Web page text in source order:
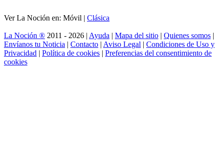
Ver La Noción en: Móvil | Clásica
La Noción ® 2011 - 2026 | Ayuda | Mapa del sitio | Quienes somos |
Envíanos tu Noticia | Contacto | Aviso Legal | Condiciones de Uso y
Privacidad | Política de cookies | Preferencias del consentimiento de
cookies